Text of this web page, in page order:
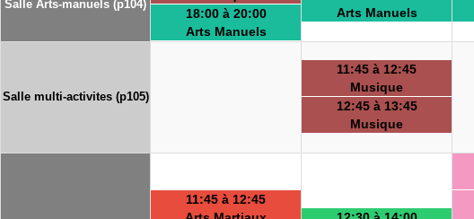
Salle Arts-manuels (p104)
18:00 à 20:00
Arts Manuels
Arts Manuels
Salle multi-activites (p105)
11:45 à 12:45
Musique
12:45 à 13:45
Musique
11:45 à 12:45